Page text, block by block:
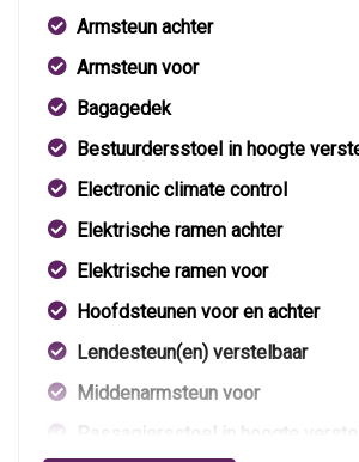
Armsteun achter
Armsteun voor
Bagagedek
Bestuurdersstoel in hoogte
Electronic climate control
Elektrische ramen achter
Elektrische ramen voor
Hoofdsteunen voor en achter
Lendesteun(en) verstelbaar
Middenarmsteun voor
Passagiersstoel in hoogte